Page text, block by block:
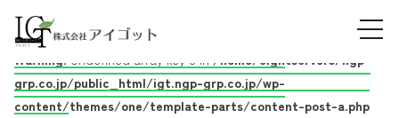
Skip
to
保育の仕事
2025.09.08
Warning: Undefined array key 0 in /home/eightserver5/ngp-
grp.co.jp/public_html/igt.ngp-grp.co.jp/wp-
content/themes/one/template-parts/content-post-a.php